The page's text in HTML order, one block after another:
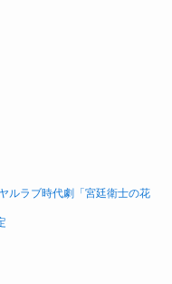
ルラブ時代劇「宮廷衛士の花